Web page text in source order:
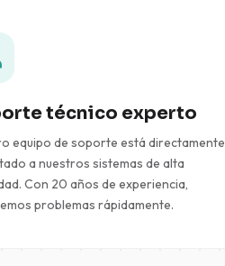
técnico experto
equipo de soporte está directamente
a nuestros sistemas de alta
Con 20 años de experiencia,
problemas rápidamente.